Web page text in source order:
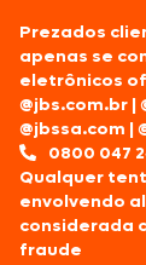
Prezados
apenas se
eletrônicos
@jbs.com.br |
@jbssa.com |
0800 047
Qualquer
envolvendo
considerada
fraude